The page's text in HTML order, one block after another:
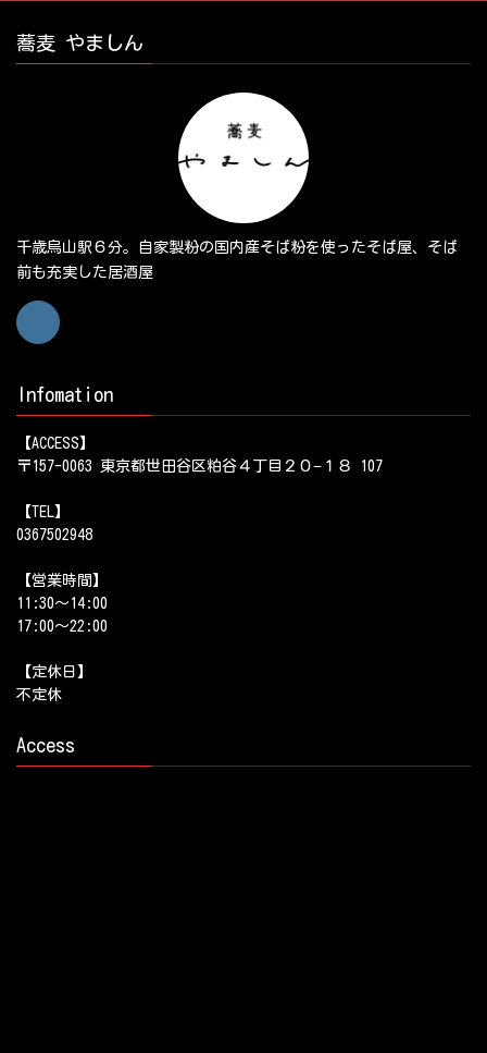
蕎麦 やましん
千歳烏山駅６分。自家製粉の国内産そば粉を使ったそば屋、そば
前も充実した居酒屋
Infomation
【ACCESS】
〒157-0063 東京都世田谷区粕谷４丁目２０−１８ 107
【TEL】
0367502948
【営業時間】
11:30～14:00
17:00～22:00
【定休日】
不定休
Access